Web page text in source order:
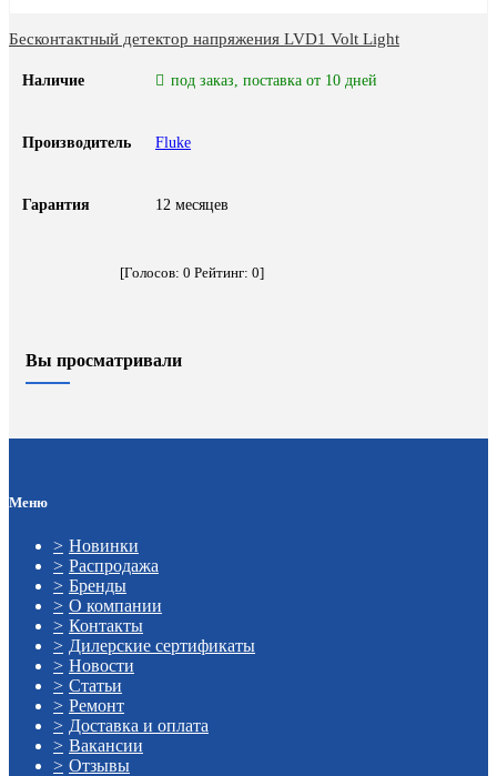
Бесконтактный детектор напряжения LVD1 Volt Light
Наличие под заказ, поставка от 10 дней
Производитель Fluke
Гарантия 12 месяцев
[Голосов: 0 Рейтинг: 0]
Вы просматривали
Меню
Новинки
Распродажа
Бренды
О компании
Контакты
Дилерские сертификаты
Новости
Статьи
Ремонт
Доставка и оплата
Вакансии
Отзывы